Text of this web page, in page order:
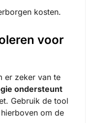
kosten.
voor
er zeker van te
ondersteunt
Gebruik de tool
hierboven om de